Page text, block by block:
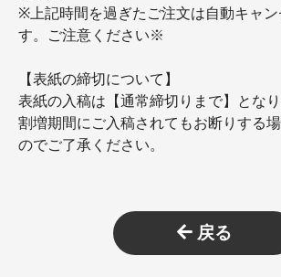
※上記時間を過ぎたご注文は自動キャン
す。ご注意ください※
【表紙の締切について】
表紙の入稿は【通常締切りまで】となり
割増期間にご入稿されてもお断りする
のでご了承ください。
戻る